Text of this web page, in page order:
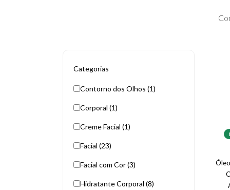
Categorias
Contorno dos Olhos (1)
Corporal (1)
Creme Facial (1)
Facial (23)
Facial com Cor (3)
Hidratante Corporal (8)